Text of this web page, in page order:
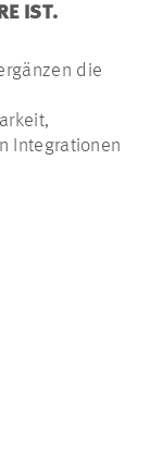
IST.
die
Integrationen